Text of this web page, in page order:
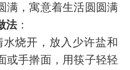
满，寓意着生活圆圆满
法：
烧开，放入少许盐和
或手擀面，用筷子轻轻